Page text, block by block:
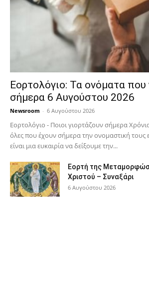
Εορτολόγιο: Τα ονόματα που
σήμερα 6 Αυγούστου 2026
Newsroom - 6 Αυγούστου 2026
Εορτολόγιο - Ποιοι γιορτάζουν σήμερα
όλες που έχουν σήμερα την ονομαστική τους
είναι μια ευκαιρία να δείξουμε την...
Εορτή της
Χριστού – Συναξάρι
6 Αυγούστου 2026